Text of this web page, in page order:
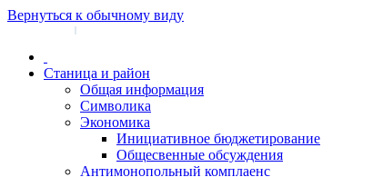
Вернуться к обычному виду
|
Станица и район
Общая информация
Символика
Экономика
Инициативное бюджетирование
Общесвенные обсуждения
Антимонопольный комплаенс